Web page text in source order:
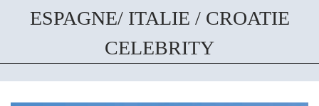
ESPAGNE/ ITALIE / CROATIE
CELEBRITY